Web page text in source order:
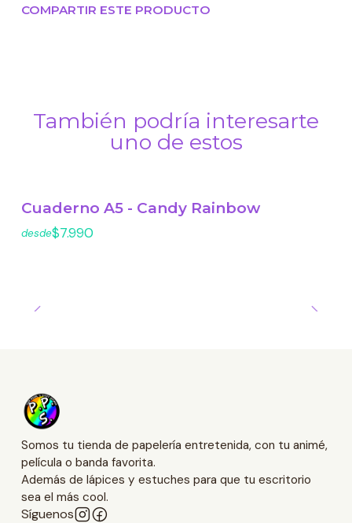
COMPARTIR ESTE PRODUCTO
También podría interesarte
uno de estos
Cuaderno A5 - Candy Rainbow
desde$7.990
Somos tu tienda de papelería entretenida, con tu animé,
película o banda favorita.
Además de lápices y estuches para que tu escritorio
sea el más cool.
Síguenos